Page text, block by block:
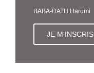
BABA-DATH Harumi
JE M'INSCRIS